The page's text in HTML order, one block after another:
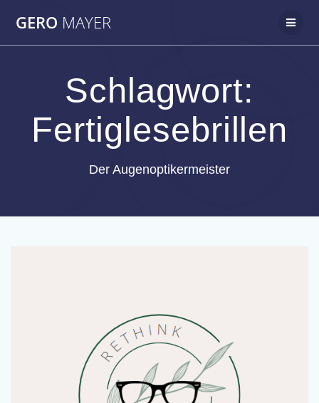
GERO MAYER
Schlagwort:
Fertiglesebrillen
Der Augenoptikermeister